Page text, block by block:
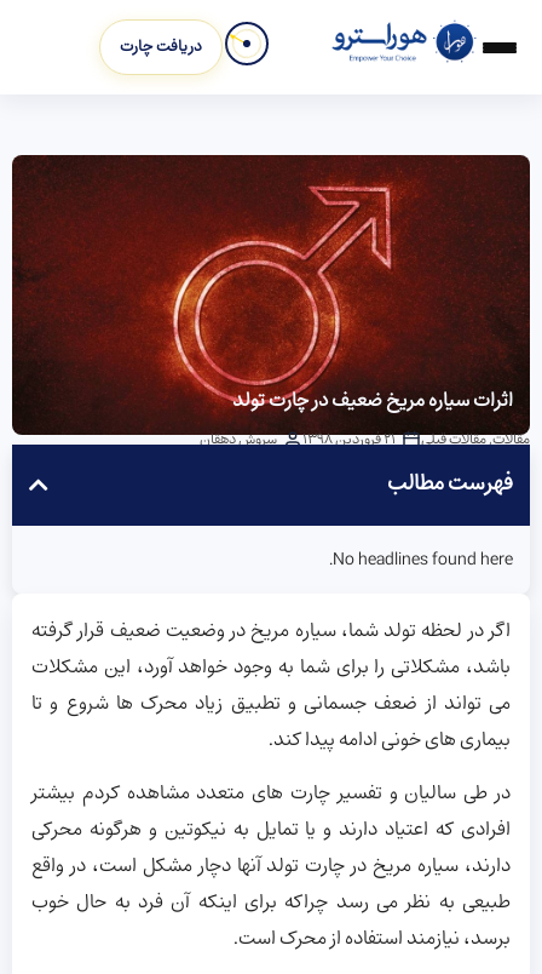
دریافت چارت
اثرات سیاره مریخ ضعیف در چارت تولد
مقالات,مقالات قبلی 21 فروردین 1398 سروش دهقان
فهرست مطالب
No headlines found here.
اگر در لحظه تولد شما، سیاره مریخ در وضعیت ضعیف قرار گرفته
باشد، مشکلاتی را برای شما به وجود خواهد آورد، این مشکلات
می تواند از ضعف جسمانی و تطبیق زیاد محرک ها شروع و تا
بیماری های خونی ادامه پیدا کند.
در طی سالیان و تفسیر چارت های متعدد مشاهده کردم بیشتر
افرادی که اعتیاد دارند و یا تمایل به نیکوتین و هرگونه محرکی
دارند، سیاره مریخ در چارت تولد آنها دچار مشکل است، در واقع
طبیعی به نظر می رسد چراکه برای اینکه آن فرد به حال خوب
برسد، نیازمند استفاده از محرک است.